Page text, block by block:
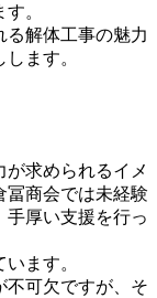
。
る解体工事の魅力
ます。
求められるイメ
冨商会では未経験
手厚い支援を行っ
ます。
不可欠ですが、そ